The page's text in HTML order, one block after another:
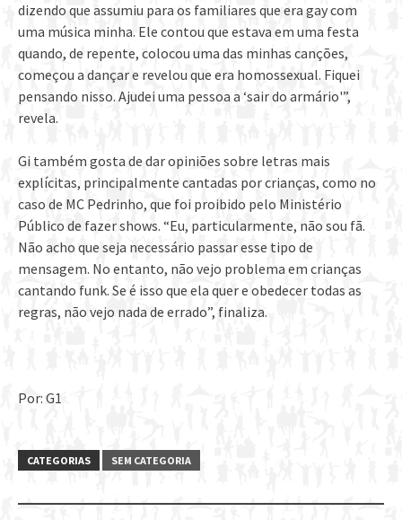
dizendo que assumiu para os familiares que era gay com
uma música minha. Ele contou que estava em uma festa
quando, de repente, colocou uma das minhas canções,
começou a dançar e revelou que era homossexual. Fiquei
pensando nisso. Ajudei uma pessoa a ‘sair do armário'”,
revela.
Gi também gosta de dar opiniões sobre letras mais
explícitas, principalmente cantadas por crianças, como no
caso de MC Pedrinho, que foi proibido pelo Ministério
Público de fazer shows. “Eu, particularmente, não sou fã.
Não acho que seja necessário passar esse tipo de
mensagem. No entanto, não vejo problema em crianças
cantando funk. Se é isso que ela quer e obedecer todas as
regras, não vejo nada de errado”, finaliza.
Por: G1
CATEGORIAS SEM CATEGORIA